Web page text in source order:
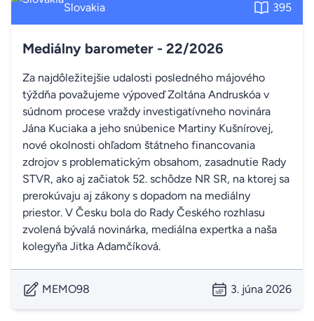
Slovakia 395
Mediálny barometer - 22/2026
Za najdôležitejšie udalosti posledného májového
týždňa považujeme výpoveď Zoltána Andruskóa v
súdnom procese vraždy investigatívneho novinára
Jána Kuciaka a jeho snúbenice Martiny Kušnírovej,
nové okolnosti ohľadom štátneho financovania
zdrojov s problematickým obsahom, zasadnutie Rady
STVR, ako aj začiatok 52. schôdze NR SR, na ktorej sa
prerokúvaju aj zákony s dopadom na mediálny
priestor. V Česku bola do Rady Českého rozhlasu
zvolená bývalá novinárka, mediálna expertka a naša
kolegyňa Jitka Adamčíková.
MEMO98 3. júna 2026